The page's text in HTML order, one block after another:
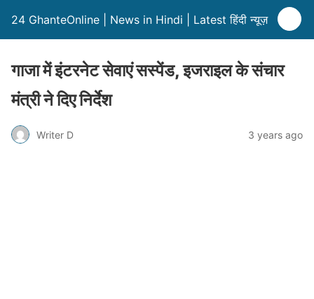
24 GhanteOnline | News in Hindi | Latest हिंदी न्यूज़
गाजा में इंटरनेट सेवाएं सस्पेंड, इजराइल के संचार
मंत्री ने दिए निर्देश
Writer D 3 years ago